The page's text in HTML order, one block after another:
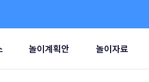
놀이계획안 놀이자료